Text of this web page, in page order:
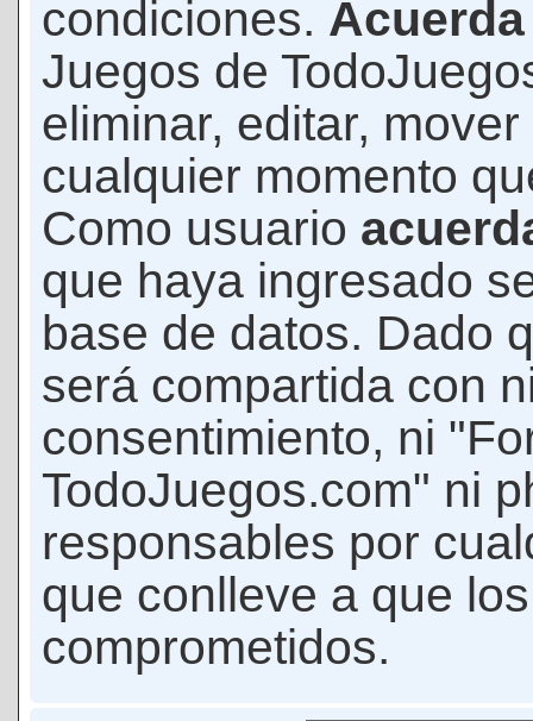
condiciones. Acuerda
Juegos de
eliminar, editar,
cualquier momento
Como usuario
que haya ingresado
base de datos. Dado
será compartida con
consentimiento, ni
TodoJuegos.com" ni
responsables por
que conlleve a que
comprometidos.